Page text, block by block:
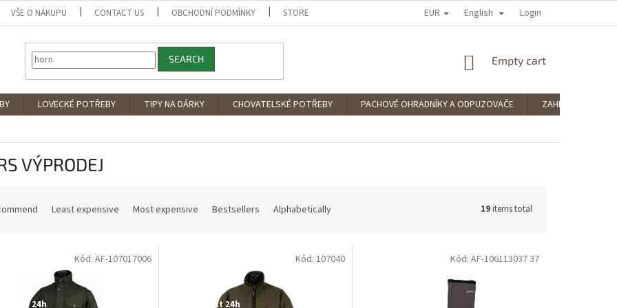
VŠE O NÁKUPU CONTACT US OBCHODNÍ PODMÍNKY STORE RATING PODMÍNKY OCHRANY OSOBNÍCH ÚDAJŮ
EUR English Login
SEARCH
SHOPPING
Empty cart
LOVECKÉ POTŘEBY TIPY NA DÁRKY CHOVATELSKÉ POTŘEBY PACHOVÉ OHRADNÍKY A ODPUZOVAČE
ZAHRADNÍ
VÝPRODEJ
Least expensive Most expensive Bestsellers Alphabetically 19items total
24h
Kód: AF-107017006
Dostupnost 24h
Kód: 107040 Kód: AF-106113037 37